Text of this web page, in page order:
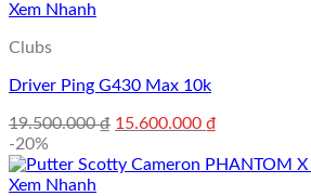
Xem Nhanh
Clubs
Driver Ping G430 Max 10k
19.500.000₫ Giá
là:
15.600.000 ₫
tại
-20%
Xem Nhanh